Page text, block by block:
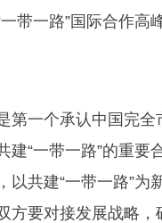
一路”国际合作高峰
一个承认中国完全
“一带一路”的重要
共建“一带一路”为
方要对接发展战略，